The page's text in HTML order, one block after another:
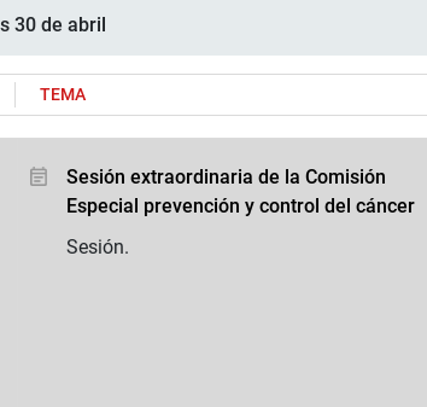
30 de abril
TEMA
Sesión extraordinaria de la Comisión
Especial prevención y control del cáncer
Sesión.